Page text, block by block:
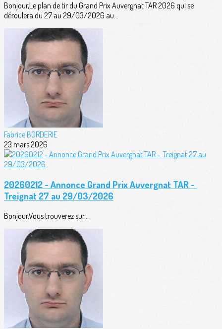
Bonjour,Le plan de tir du Grand Prix Auvergnat TAR 2026 qui se
déroulera du 27 au 29/03/2026 au...
Fabrice BORDERIE
23 mars 2026
20260212 - Annonce Grand Prix Auvergnat TAR -
Treignat 27 au 29/03/2026
Bonjour,Vous trouverez sur...